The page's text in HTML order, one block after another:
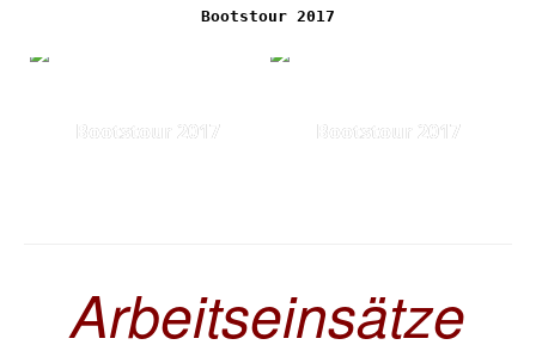
Bootstour 2017
Bootstour 2017 Bootstour 2017
Arbeitseinsätze